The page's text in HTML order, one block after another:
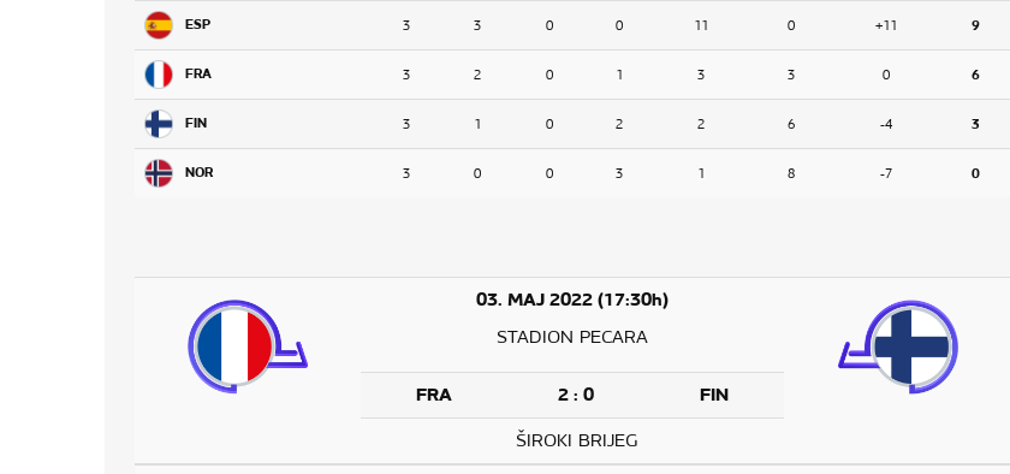
ESP 3 3 0 0 11 0 +11 9
FRA 3 2 0 1 3 3 0 6
FIN 3 1 0 2 2 6 -4 3
NOR 3 0 0 3 1 8 -7 0
03. MAJ 2022 (17:30h)
STADION PECARA
FRA 2 : 0 FIN
ŠIROKI BRIJEG